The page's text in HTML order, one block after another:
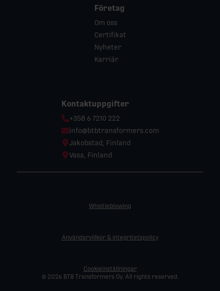
Företag
Om oss
Certifikat
Nyheter
Karriär
Kontaktuppgifter
Phone:
+358 6 7210 222
Email:
info@btbtransformers.com
Location:
Jakobstad, Finland
Location:
Vasa, Finland
© 2026 BTB Transformers Oy. All rights reserved.
Whistleblowing
Användarvillkor & integritetspolicy
Cookieinställningar